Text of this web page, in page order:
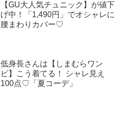
【GU大人気チュニック】が値下
げ中！「1,490円」でオシャレに
腰まわりカバー♡
低身長さんは【しまむらワン
ピ】こう着てる！ シャレ見え
100点♡「夏コーデ」